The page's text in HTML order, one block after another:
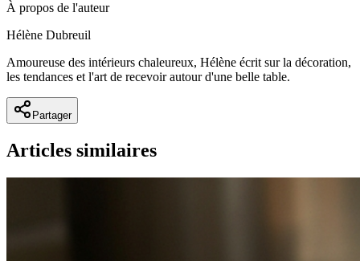
À propos de l'auteur
Hélène Dubreuil
Amoureuse des intérieurs chaleureux, Hélène écrit sur la décoration,
les tendances et l'art de recevoir autour d'une belle table.
Partager
Articles similaires